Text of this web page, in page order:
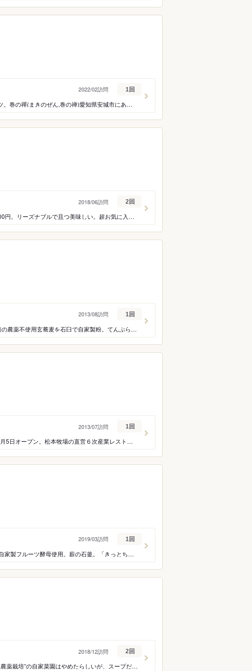
こりゃスゴイ手数の料理。そして巻きずし講話を興味深く拝聴。久々の★５ツ。巻の禪(まきのぜん,巻の禅)愛知県安城市にあるメインが巻き寿司の和風料理店。
2022/02訪問 1回
3年ぶり。ここは本当に知られたくない名店です。ランチコース1700円と2100円。リーズナブルで且つ美味しい。超お気に入り。クスクス(仔羊の煮込みスムール添え),鴨脚のコンフィー,牛リブロースステーキ
2018/06訪問 2回
晴れたらいいね(宮城県黒川郡大和町)は農家体験民宿兼蕎麦屋さん。自家栽培の農薬不使用玄蕎麦を石臼で自家製粉。てんぷら、おかめ等々自足野菜のそばセット
2013/08訪問 1回
特産松阪牛実食記。お肉料理 カフェ(Cafe)まつもと(三重県多気町)2013年7月5日オープン。松本牧場の直営６次産業レストラン。ステーキをいただきました。但馬牛の素牛を肥育することのこだわり。
2013/07訪問 1回
志の高さが羨ましい。久々の満点。郷の薪窯パン Kitto!(岐阜県恵那市岩村町)自家製フルーツ酵母使用。薪の石釜。「きっとちゃん」「いちごジャム」「地ネギ」「今日の酵母はお米・りんご・いちご」
2019/03訪問 1回
気に入ったっ!!一徹らーめんで「極上一徹塩らーめん」(兵庫県姫路市)“自称無農薬栽培”の自家菜園はやめたらしいが、スープだけでなく、トッピングの青森シャモロックと秋田比内地鶏が旨い。完食!!。
2018/12訪問 2回